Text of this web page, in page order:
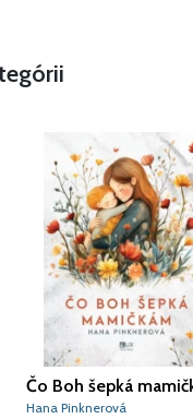
Čo Boh šepká
Hana Pinknerová